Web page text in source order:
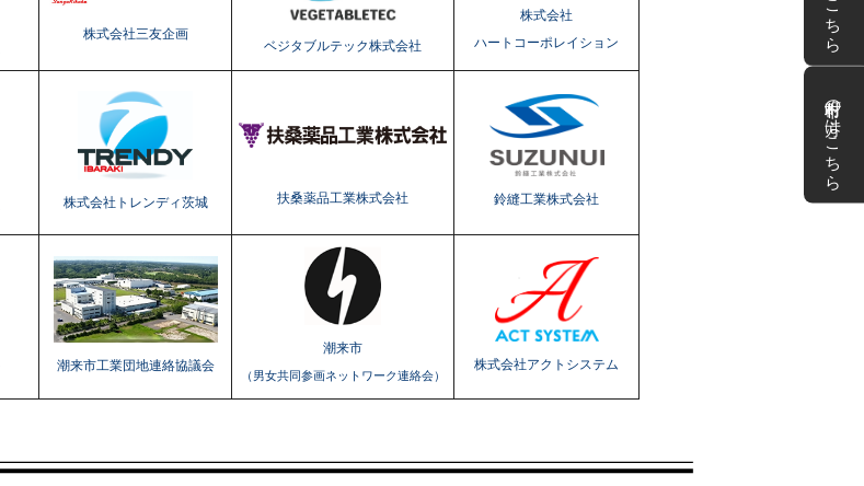
市町村の方はこちら
株式会社三友企画
ベジタブルテック株式会社
株式会社
ハートコーポレイション
株式会社トレンディ茨城 扶桑薬品工業株式会社 鈴縫工業株式会社
潮来市工業団地連絡協議会
潮来市
（男女共同参画ネットワーク連絡会）
株式会社アクトシステム